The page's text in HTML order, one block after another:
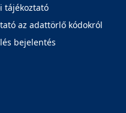
tájékoztató
az adattörlő kódokról
bejelentés